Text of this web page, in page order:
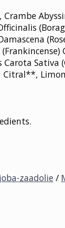
Sativa
Citral**,
zaadolie /